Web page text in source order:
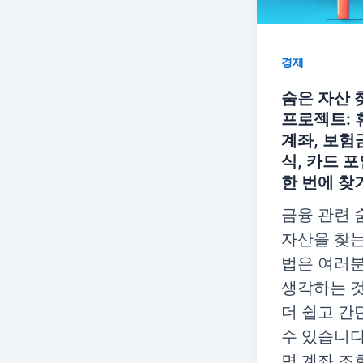
경제
숨은 자산
프로젝트:
계좌, 보험
식, 카드
한 번에 찾
금융 관련
자산을 찾
법은 여러
생각하는
더 쉽고 간
수 있습니